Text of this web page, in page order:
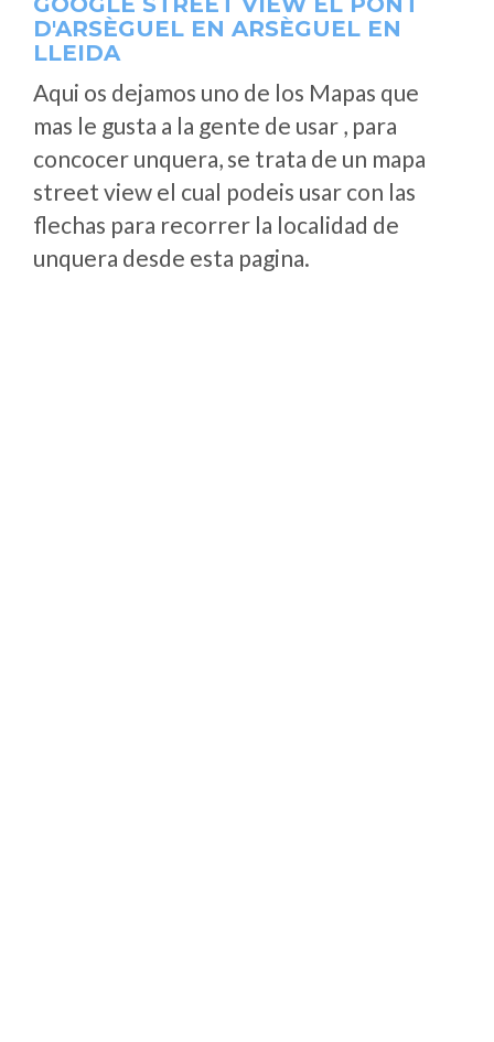
D'ARSÈGUEL EN ARSÈGUEL EN
LLEIDA
Aqui os dejamos uno de los Mapas que
mas le gusta a la gente de usar , para
concocer unquera, se trata de un mapa
street view el cual podeis usar con las
flechas para recorrer la localidad de
unquera desde esta pagina.